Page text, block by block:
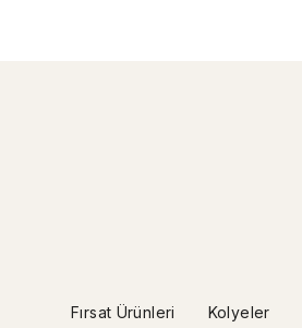
Fırsat Ürünleri Kolyeler